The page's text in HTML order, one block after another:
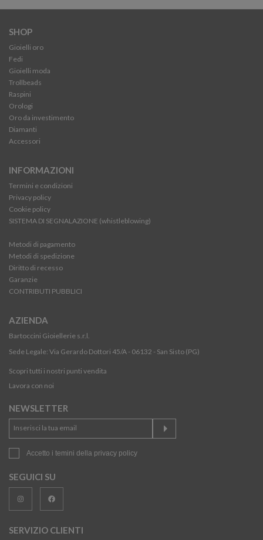
SHOP
Gioielli oro
Fedi
Gioielli moda
Trollbeads
Raspini
Orologi
Oro da investimento
Diamanti
Accessori
INFORMAZIONI
Termini e condizioni
Privacy policy
Cookie policy
SISTEMA DI SEGNALAZIONE (whistleblowing)
Metodi di pagamento
Metodi di spedizione
Diritto di recesso
Garanzie
CONTRIBUTI PUBBLICI
AZIENDA
Bartoccini Gioiellerie s.r.l.
Sede Legale: Via Gerardo Dottori 45/A - 06132 - San Sisto (PG)
Scopri tutti i nostri punti vendita
Lavora con noi
NEWSLETTER
Accetto i temini della privacy policy
SEGUICI SU
SERVIZIO CLIENTI